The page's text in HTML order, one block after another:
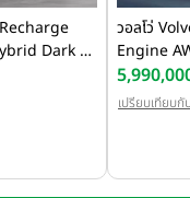
Dark ปี
วอลโว่
Engine
2020
เปรียบเทียบ